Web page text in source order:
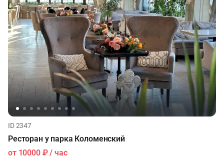
ID 2347
Ресторан у парка Коломенский
от 10000 ₽/ час